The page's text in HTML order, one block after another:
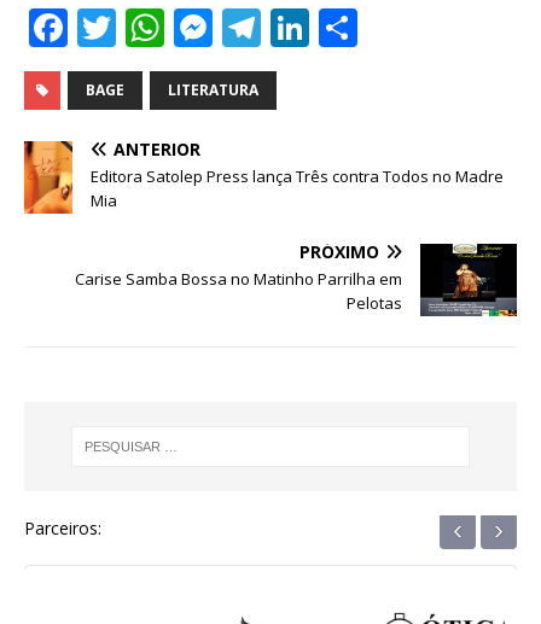
F
a
c
e
b
o
k
T
w
it
te
r
W
h
at
s
A
M
e
ss
n
r
T
el
e
ra
Li
dI
BAGE LITERATURA
ANTERIOR
Editora Satolep Press lança Três contra Todos no Madre
Mia
PRÓXIMO
Carise Samba Bossa no Matinho Parrilha em
Pelotas
Parceiros: ‹ ›